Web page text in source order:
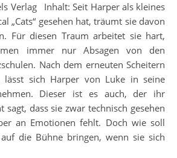
Verlag Inhalt: Seit Harper als kleines
„Cats“ gesehen hat, träumt sie davon
Für diesen Traum arbeitet sie hart,
immer nur Absagen von den
Nach dem erneuten Scheitern
lässt sich Harper von Luke in seine
Dieser ist es auch, der ihr
sagt, dass sie zwar technisch gesehen
an Emotionen fehlt. Doch wie soll
die Bühne bringen, wenn sie sich